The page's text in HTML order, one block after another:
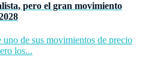
pero el gran movimiento
de sus movimientos de precio
los...